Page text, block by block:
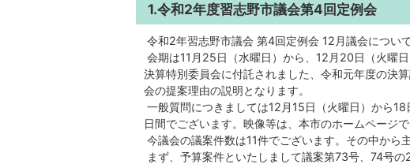
1.令和2年度習志野市議会第4回定例会
令和2年習志野市議会 第4回定例会 12月議会につい
会期は11月25日（水曜日）から、12月20日（火曜
決算特別委員会に付託されました、令和元年度の決
会の提案理由の説明となります。
一般質問につきましては12月15日（火曜日）から
日間でございます。映像等は、本市のホームページで
今議会の議案件数は11件でございます。その中から
まず、予算案件といたしまして議案第73号、74号